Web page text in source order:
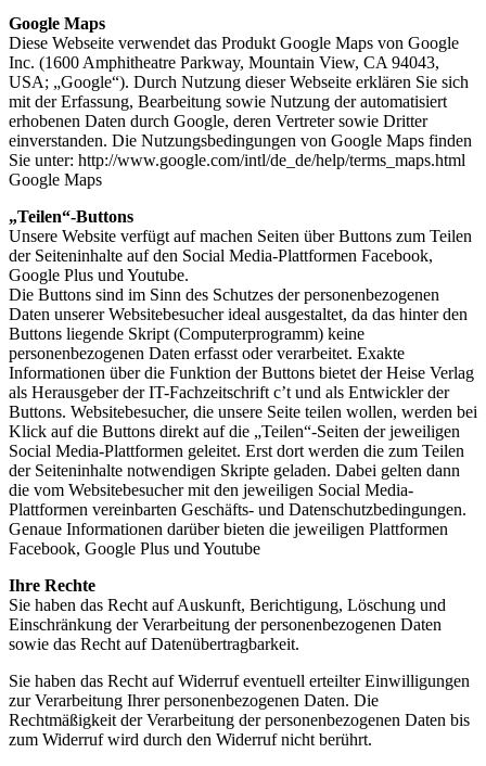
Google Maps
Diese Webseite verwendet das Produkt Google Maps von Google
Inc. (1600 Amphitheatre Parkway, Mountain View, CA 94043,
USA; „Google“). Durch Nutzung dieser Webseite erklären Sie sich
mit der Erfassung, Bearbeitung sowie Nutzung der automatisiert
erhobenen Daten durch Google, deren Vertreter sowie Dritter
einverstanden. Die Nutzungsbedingungen von Google Maps finden
Sie unter: http://www.google.com/intl/de_de/help/terms_maps.html
Google Maps
„Teilen“-Buttons
Unsere Website verfügt auf machen Seiten über Buttons zum Teilen
der Seiteninhalte auf den Social Media-Plattformen Facebook,
Google Plus und Youtube.
Die Buttons sind im Sinn des Schutzes der personenbezogenen
Daten unserer Websitebesucher ideal ausgestaltet, da das hinter den
Buttons liegende Skript (Computerprogramm) keine
personenbezogenen Daten erfasst oder verarbeitet. Exakte
Informationen über die Funktion der Buttons bietet der Heise Verlag
als Herausgeber der IT-Fachzeitschrift c’t und als Entwickler der
Buttons. Websitebesucher, die unsere Seite teilen wollen, werden bei
Klick auf die Buttons direkt auf die „Teilen“-Seiten der jeweiligen
Social Media-Plattformen geleitet. Erst dort werden die zum Teilen
der Seiteninhalte notwendigen Skripte geladen. Dabei gelten dann
die vom Websitebesucher mit den jeweiligen Social Media-
Plattformen vereinbarten Geschäfts- und Datenschutzbedingungen.
Genaue Informationen darüber bieten die jeweiligen Plattformen
Facebook, Google Plus und Youtube
Ihre Rechte
Sie haben das Recht auf Auskunft, Berichtigung, Löschung und
Einschränkung der Verarbeitung der personenbezogenen Daten
sowie das Recht auf Datenübertragbarkeit.
Sie haben das Recht auf Widerruf eventuell erteilter Einwilligungen
zur Verarbeitung Ihrer personenbezogenen Daten. Die
Rechtmäßigkeit der Verarbeitung der personenbezogenen Daten bis
zum Widerruf wird durch den Widerruf nicht berührt.